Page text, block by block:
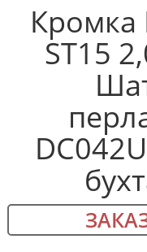
Кромка
ST15